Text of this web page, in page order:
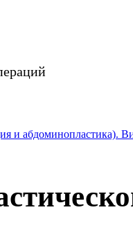
и абдоминопластика).